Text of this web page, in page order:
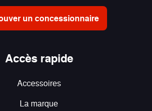
un concessionnaire
Accès rapide
Accessoires
La marque